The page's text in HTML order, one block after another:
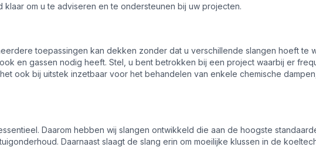
om u te adviseren en te ondersteunen bij uw projecten.
toepassingen kan dekken zonder dat u verschillende slangen hoeft te
en gassen nodig heeft. Stel, u bent betrokken bij een project waarbij er
ook bij uitstek inzetbaar voor het behandelen van enkele chemische
Daarom hebben wij slangen ontwikkeld die aan de hoogste
Daarnaast slaagt de slang erin om moeilijke klussen in de